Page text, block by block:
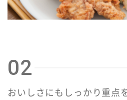
02
おいしさにもしっかり重点